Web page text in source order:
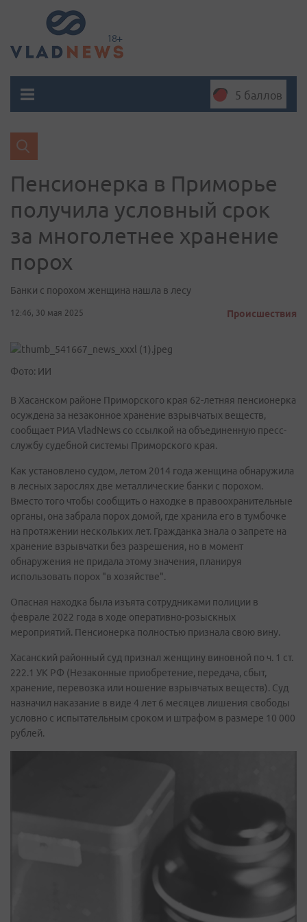
5 баллов
Пенсионерка в Приморье
получила условный срок
за многолетнее хранение
порох
Банки с порохом женщина нашла в лесу
12:46, 30 мая 2025 Происшествия
Фото: ИИ
В Хасанском районе Приморского края 62-летняя пенсионерка
осуждена за незаконное хранение взрывчатых веществ,
сообщает РИА VladNews со ссылкой на объединенную пресс-
службу судебной системы Приморского края.
Как установлено судом, летом 2014 года женщина обнаружила
в лесных зарослях две металлические банки с порохом.
Вместо того чтобы сообщить о находке в правоохранительные
органы, она забрала порох домой, где хранила его в тумбочке
на протяжении нескольких лет. Гражданка знала о запрете на
хранение взрывчатки без разрешения, но в момент
обнаружения не придала этому значения, планируя
использовать порох "в хозяйстве".
Опасная находка была изъята сотрудниками полиции в
феврале 2022 года в ходе оперативно-розыскных
мероприятий. Пенсионерка полностью признала свою вину.
Хасанский районный суд признал женщину виновной по ч. 1 ст.
222.1 УК РФ (Незаконные приобретение, передача, сбыт,
хранение, перевозка или ношение взрывчатых веществ). Суд
назначил наказание в виде 4 лет 6 месяцев лишения свободы
условно с испытательным сроком и штрафом в размере 10 000
рублей.